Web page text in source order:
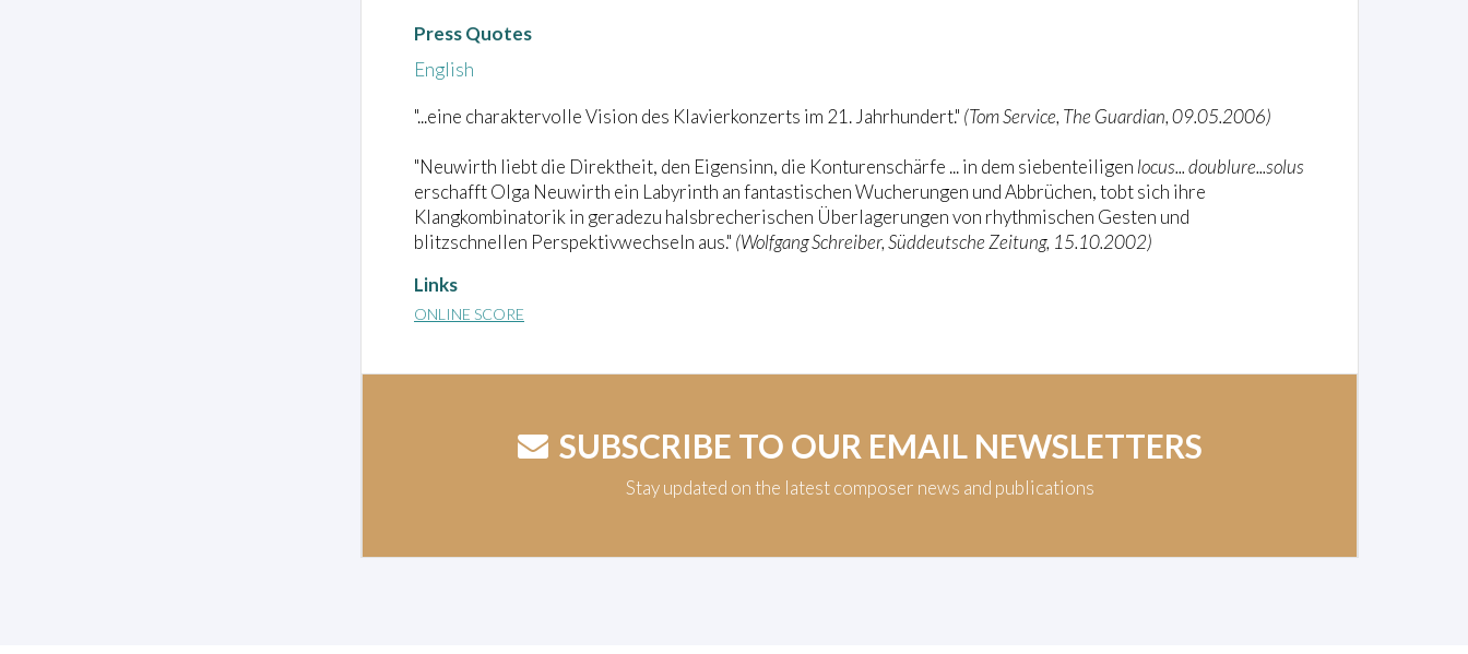
Press Quotes
English
"...eine charaktervolle Vision des Klavierkonzerts im 21. Jahrhundert." (Tom Service, The Guardian, 09.05.2006)
"Neuwirth liebt die Direktheit, den Eigensinn, die Konturenschärfe ... in dem siebenteiligen locus... doublure...solus
erschafft Olga Neuwirth ein Labyrinth an fantastischen Wucherungen und Abbrüchen, tobt sich ihre
Klangkombinatorik in geradezu halsbrecherischen Überlagerungen von rhythmischen Gesten und
blitzschnellen Perspektivwechseln aus." (Wolfgang Schreiber, Süddeutsche Zeitung, 15.10.2002)
Links
ONLINE SCORE
SUBSCRIBE TO OUR EMAIL NEWSLETTERS
Stay updated on the latest composer news and publications